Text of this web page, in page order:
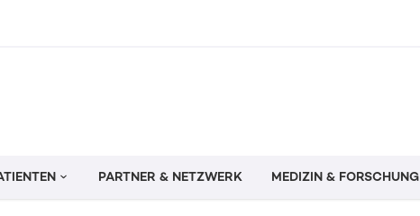
PARTNER & NETZWERK MEDIZIN & FORSCHUNG